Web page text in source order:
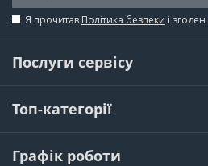
Я прочитав Політика безпеки і
Послуги сервісу
Топ-категорії
Графік роботи